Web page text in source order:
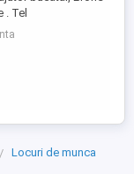
. Tel
Locuri de munca